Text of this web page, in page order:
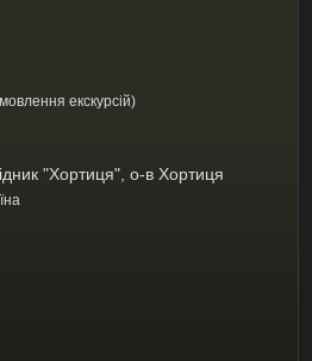
екскурсій)
"Хортиця", о-в Хортиця